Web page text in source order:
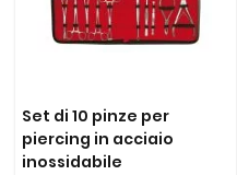
Set di 10 pinze per
piercing in acciaio
inossidabile